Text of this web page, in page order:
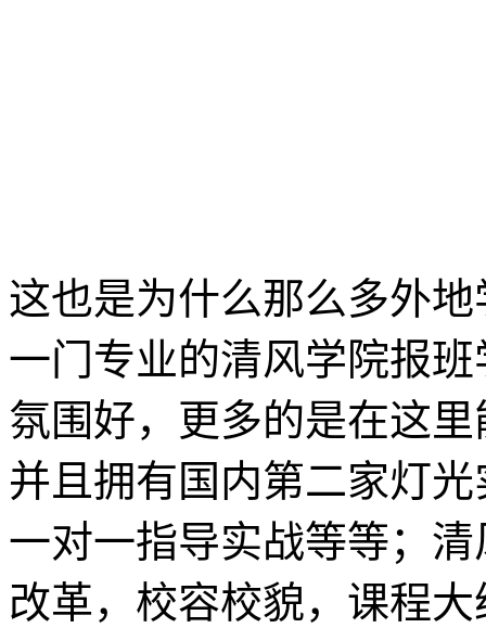
这也是为什么那么多外
一门专业的清风学院报
氛围好，更多的是在这
并且拥有国内第二家灯
一对一指导实战等等；
改革，校容校貌，课程